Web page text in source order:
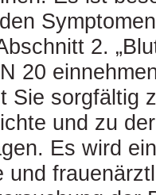
2.
20
Sie sorgfältig
und zu
Es wird
und